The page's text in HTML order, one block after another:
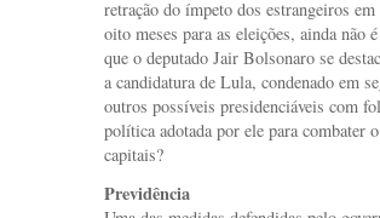
retração do ímpeto dos estrangeiros
oito meses para as eleições, ainda não
que o deputado Jair Bolsonaro se
a candidatura de Lula, condenado em
outros possíveis presidenciáveis com
política adotada por ele para combater
capitais?
Previdência